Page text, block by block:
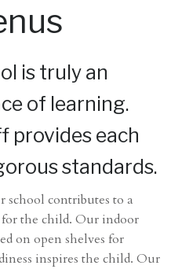
is truly an
of learning.
provides each
standards.
contributes to a
for the child. Our indoor
on open shelves for
inspires the child. Our